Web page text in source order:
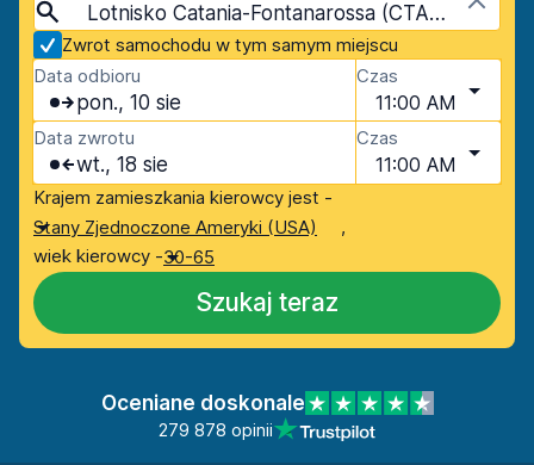
Lotnisko Catania-Fontanarossa (CTA), Katania, Sycylia
Zwrot samochodu w tym samym miejscu
Data odbioru
pon., 10 sie
Czas
11:00 AM
Data zwrotu
wt., 18 sie
Czas
11:00 AM
Krajem zamieszkania kierowcy jest -
Stany Zjednoczone Ameryki (USA)
,
wiek kierowcy -30-65
Szukaj teraz
Oceniane doskonale
279 878 opinii